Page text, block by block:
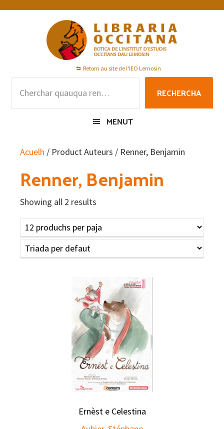
Skip
Skip
Skip
Retorn au site de l'IEO Lemosin
RECHERCHA
MENUT
Acuelh / Product Auteurs / Renner, Benjamin
Renner, Benjamin
Showing all 2 results
Ernèst e Celestina